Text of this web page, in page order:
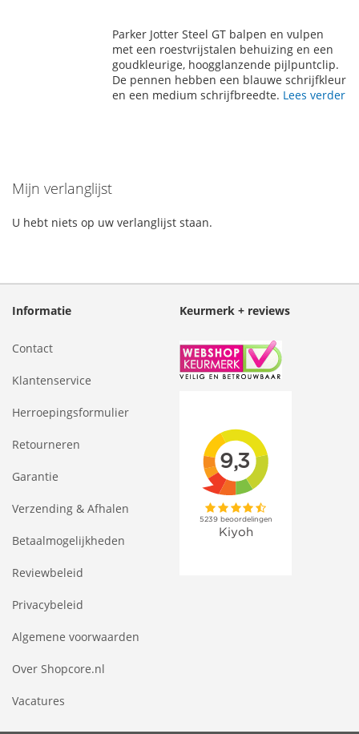
AAN
VERLANGLIJST
TE
VERGELIJKEN
Parker Jotter Steel GT balpen en vulpen
met een roestvrijstalen behuizing en een
goudkleurige, hoogglanzende pijlpuntclip.
De pennen hebben een blauwe schrijfkleur
en een medium schrijfbreedte. Lees verder
Mijn verlanglijst
U hebt niets op uw verlanglijst staan.
Informatie
Contact
Klantenservice
Herroepingsformulier
Retourneren
Garantie
Verzending & Afhalen
Betaalmogelijkheden
Reviewbeleid
Privacybeleid
Algemene voorwaarden
Over Shopcore.nl
Vacatures
Keurmerk + reviews